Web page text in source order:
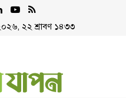
২২ শ্রাবণ ১৪৩৩